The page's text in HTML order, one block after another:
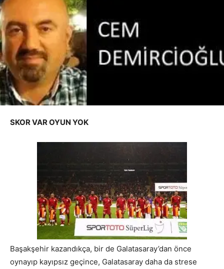
SKOR VAR OYUN YOK
Başakşehir kazandıkça, bir de Galatasaray’dan önce
oynayıp kayıpsız geçince, Galatasaray daha da strese